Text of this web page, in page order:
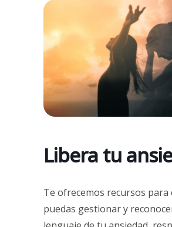
Libera tu
Te ofrecemos recursos para
puedas gestionar y